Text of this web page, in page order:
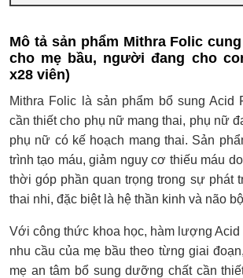
Mô tả sản phẩm Mithra Folic
cho mẹ bầu, người đang cho
x28 viên)
Mithra Folic là sản phẩm bổ sung Acid
cần thiết cho phụ nữ mang thai, phụ nữ
phụ nữ có kế hoạch mang thai. Sản
trình tạo máu, giảm nguy cơ thiếu máu
thời góp phần quan trọng trong sự phát
thai nhi, đặc biệt là hệ thần kinh và não
Với công thức khoa học, hàm lượng
nhu cầu của mẹ bầu theo từng giai
mẹ an tâm bổ sung dưỡng chất cần